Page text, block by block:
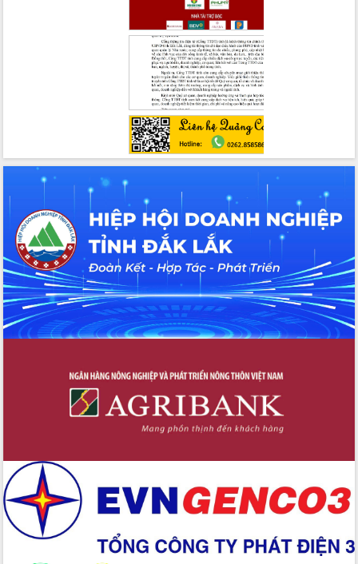
Đắk Lắk sẵn sàng các điều kiện cho
khóa XVI và HĐND các cấp nhiệm kỳ
Đảm bảo cuộc bầu cử đại biểu Quốc
hội và đại biểu HĐND các cấp diễn ra
an toàn, hiệu quả, đúng quy định
Thủ tướng Chính phủ Phạm Minh Chính
kiểm tra, chỉ đạo hoàn thành các dự
án cao tốc và thăm khu tái định cư tại
Đắk Lắk
Sôi nổi Hội đua ngựa truyền thống Gò
Thì Thùng mừng Xuân Bính Ngọ 2026
Lãnh đạo tỉnh dâng hương tưởng niệm
tại Đập Đồng Cam đầu Xuân Bính Ngọ
Ngành nông nghiệp phấn đấu tăng
trưởng đạt 5,86% trong năm 2026
quốc phòng, quân sự địa phương năm
Đắk Lắk tập trung toàn lực khắc phục
tồn tại IUU, sẵn sàng làm việc với
Chủ tịch UBND tỉnh Tạ Anh Tuấn thăm,
chúc mừng các bệnh viện nhân Ngày
Thầy thuốc Việt Nam
Rộn ràng lễ hội truyền thống Sông
nước Đà Nông lần thứ I năm 2026
Kỳ họp Chuyên đề lần thứ Năm, HĐND